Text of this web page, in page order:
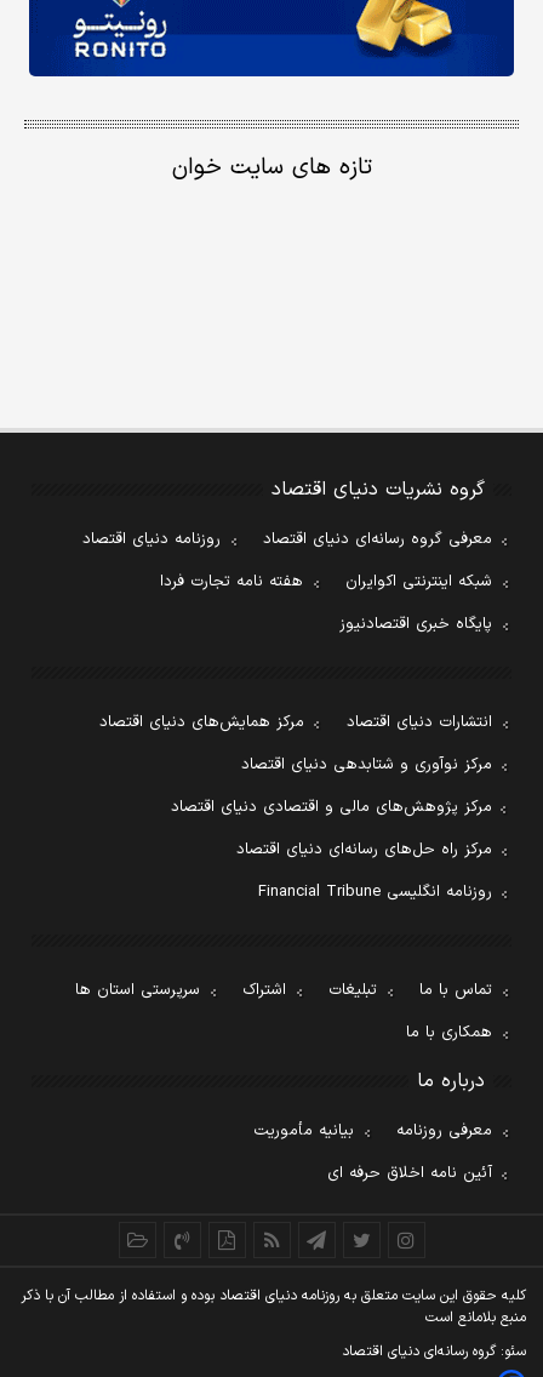
تازه های سایت خوان
گروه نشریات دنیای اقتصاد
معرفی گروه رسانه‌ای دنیای اقتصاد
روزنامه دنیای اقتصاد
شبکه اینترنتی اکوایران
هفته نامه تجارت فردا
پایگاه خبری اقتصادنیوز
انتشارات دنیای اقتصاد
مرکز همایش‌های دنیای اقتصاد
مرکز نوآوری و شتابدهی دنیای اقتصاد
مرکز پژوهش‌های مالی و اقتصادی دنیای اقتصاد
مرکز راه حل‌های رسانه‌ای دنیای اقتصاد
روزنامه انگلیسی Financial Tribune
تماس با ما تبلیغات اشتراک
سرپرستی استان ها
همکاری با ما
درباره ما
معرفی روزنامه
بیانیه مأموریت
آئین نامه اخلاق حرفه ای
کليه حقوق اين سايت متعلق به روزنامه دنيای اقتصاد بوده و استفاده از مطالب آن با ذکر
منبع بلامانع است
سئو: گروه رسانه‌ای دنیای اقتصاد